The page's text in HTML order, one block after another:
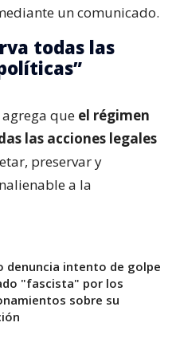
un comunicado.
todas las
que el régimen
las acciones legales
preservar y
a la
denuncia intento de golpe
"fascista" por los
sobre su